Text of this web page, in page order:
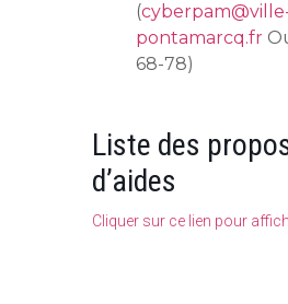
(
pontamarcq.fr
68-78)
Liste des
d’aides
Cliquer sur ce lien pour